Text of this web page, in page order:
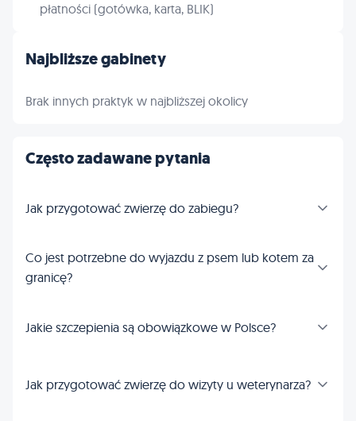
Najbliższe gabinety
Brak innych praktyk w najbliższej okolicy
Często zadawane pytania
Jak przygotować zwierzę do zabiegu?
Co jest potrzebne do wyjazdu z psem lub kotem za
granicę?
Jakie szczepienia są obowiązkowe w Polsce?
Jak przygotować zwierzę do wizyty u weterynarza?
płatności (gotówka, karta, BLIK)